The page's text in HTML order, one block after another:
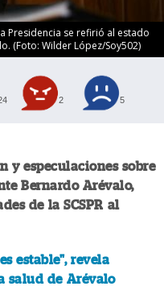
Presidencia se refirió al estado
(Foto: Wilder López/Soy502)
2 5
y especulaciones sobre
Bernardo Arévalo,
de la SCSPR al
estable", revela
salud de Arévalo